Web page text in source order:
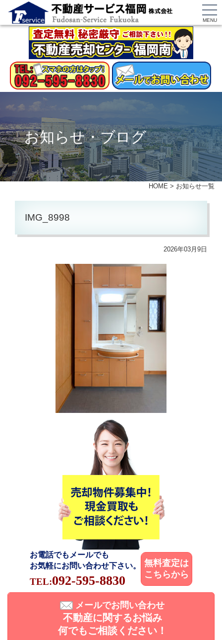
MENU
お知らせ・ブログ
HOME > お知らせ一覧
IMG_8998
2026年03月9日
お電話でもメールでも
お気軽にお問い合わせ下さい。
TEL:092-595-8830
無料査定は
こちらから
メールでお問い合わせ
不動産に関するお悩み
何でもご相談ください！